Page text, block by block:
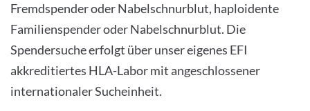
Fremdspender oder Nabelschnurblut, haploidente
Familienspender oder Nabelschnurblut. Die
Spendersuche erfolgt über unser eigenes EFI
akkreditiertes HLA-Labor mit angeschlossener
internationaler Sucheinheit.